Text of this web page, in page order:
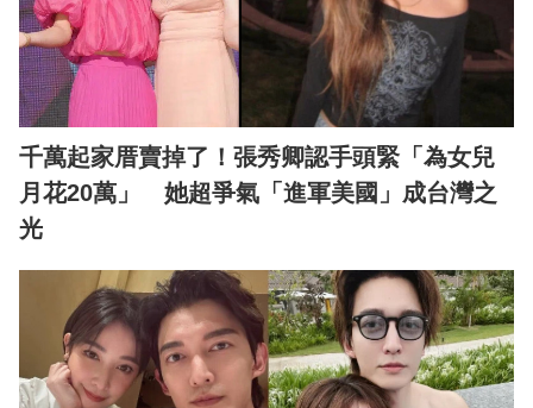
千萬起家厝賣掉了！張秀卿認手頭緊「為女兒
月花20萬」 她超爭氣「進軍美國」成台灣之
光